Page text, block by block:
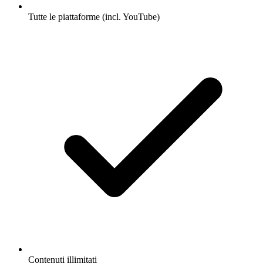
Tutte le piattaforme (incl. YouTube)
Contenuti illimitati